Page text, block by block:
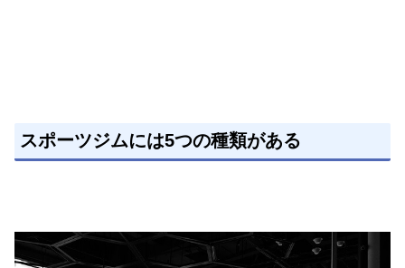
スポーツジムには5つの種類がある